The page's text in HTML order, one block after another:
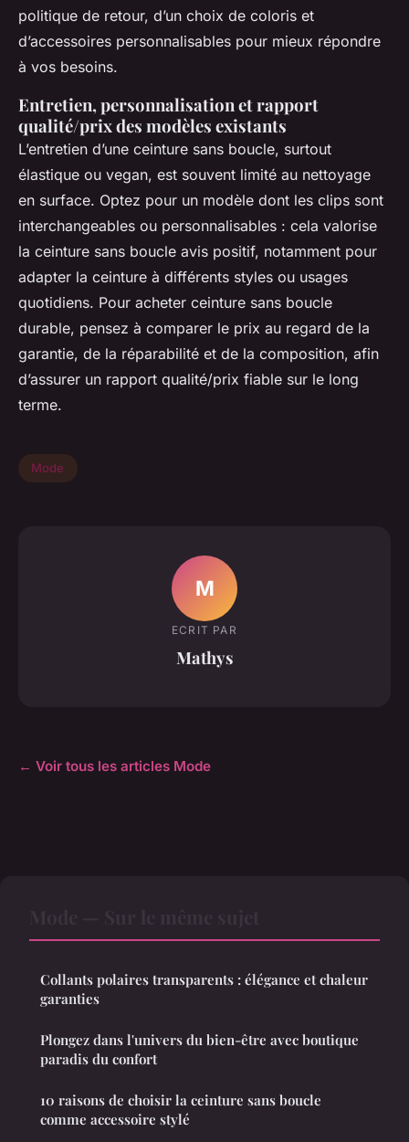
politique de retour, d’un choix de coloris et
d’accessoires personnalisables pour mieux répondre
à vos besoins.
Entretien, personnalisation et rapport
qualité/prix des modèles existants
L’entretien d’une ceinture sans boucle, surtout
élastique ou vegan, est souvent limité au nettoyage
en surface. Optez pour un modèle dont les clips sont
interchangeables ou personnalisables : cela valorise
la ceinture sans boucle avis positif, notamment pour
adapter la ceinture à différents styles ou usages
quotidiens. Pour acheter ceinture sans boucle
durable, pensez à comparer le prix au regard de la
garantie, de la réparabilité et de la composition, afin
d’assurer un rapport qualité/prix fiable sur le long
terme.
Mode
M
ECRIT PAR
Mathys
← Voir tous les articles Mode
Collants polaires transparents : élégance et chaleur
garanties
Plongez dans l'univers du bien-être avec boutique
paradis du confort
10 raisons de choisir la ceinture sans boucle
comme accessoire stylé